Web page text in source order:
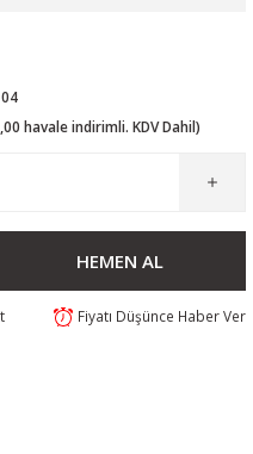
havale indirimli. KDV Dahil)
HEMEN AL
Fiyatı Düşünce Haber Ver